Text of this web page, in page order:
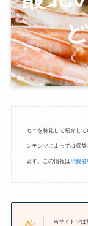
カニを特化して紹介し
ンテンツによっては収
ます。この情報は消費者
当サイトで